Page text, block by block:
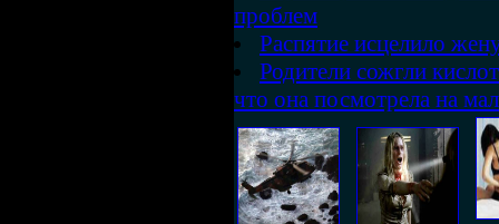
проблем
Распятие исцелило
Родители сожгли
что она посмотрела на